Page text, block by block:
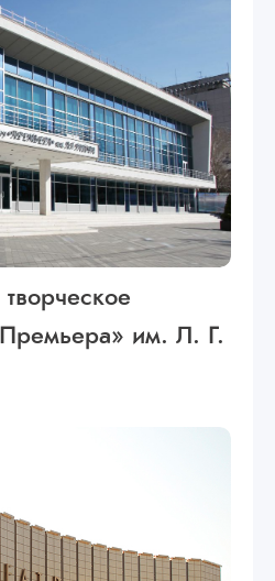
им. Л. Г.